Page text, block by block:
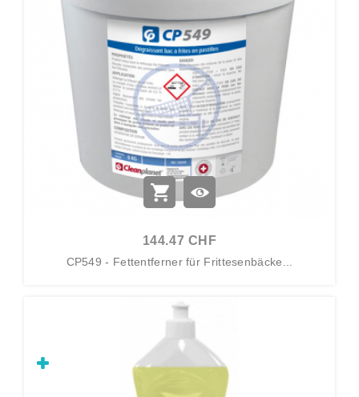
144.47 CHF
CP549 - Fettentferner für Frittesenbäcke...